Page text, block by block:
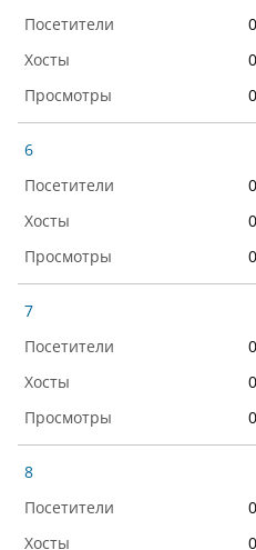
0
0
0
6
0
0
0
7
0
0
0
8
0
0